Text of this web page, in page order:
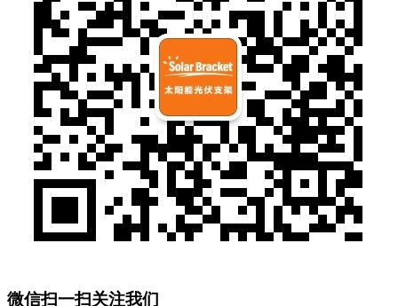
微信扫一扫关注我们